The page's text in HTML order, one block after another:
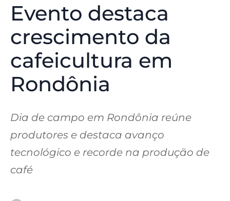
Evento destaca
crescimento da
cafeicultura em
Rondônia
Dia de campo em Rondônia reúne
produtores e destaca avanço
tecnológico e recorde na produção de
café